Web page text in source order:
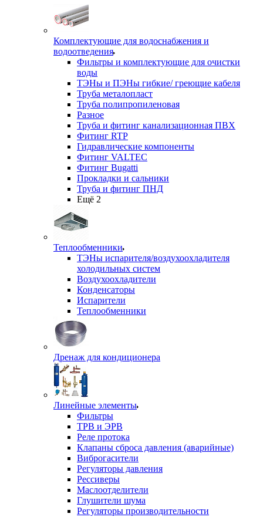
Комплектующие для водоснабжения и
водоотведения
Фильтры и комплектующие для очистки
воды
ТЭНы и ПЭНы гибкие/ греющие кабеля
Труба металопласт
Труба полипропиленовая
Разное
Труба и фитинг канализационная ПВХ
Фитинг RTP
Гидравлические компоненты
Фитинг VALTEC
Фитинг Bugatti
Прокладки и сальники
Труба и фитинг ПНД
Ещё 2
Теплообменники
ТЭНы испарителя/воздухоохладителя
холодильных систем
Воздухоохладители
Конденсаторы
Испарители
Теплообменники
Дренаж для кондиционера
Линейные элементы
Фильтры
ТРВ и ЭРВ
Реле протока
Клапаны сброса давления (аварийные)
Виброгасители
Регуляторы давления
Рессиверы
Маслоотделители
Глушители шума
Регуляторы производительности